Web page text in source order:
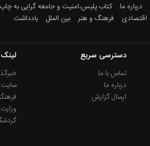
درباره ما کتاب پلیس،امنیت و جامعه گرایی به
اقتصادی فرهنگ و هنر بین الملل یادداشت
دسترسی سریع
تماس با ما
درباره ما
ارسال گزارش